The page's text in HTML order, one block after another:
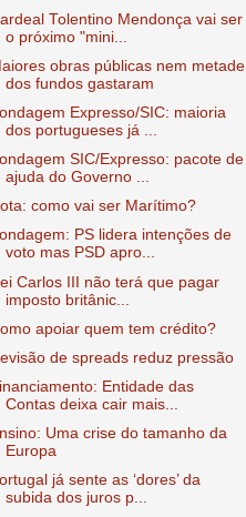
Tolentino Mendonça vai ser
o próximo "mini...
obras públicas nem metade
dos fundos gastaram
Expresso/SIC: maioria
dos portugueses já ...
SIC/Expresso: pacote de
ajuda do Governo ...
como vai ser Marítimo?
PS lidera intenções de
voto mas PSD apro...
Carlos III não terá que pagar
imposto britânic...
apoiar quem tem crédito?
de spreads reduz pressão
Entidade das
Contas deixa cair mais...
Uma crise do tamanho da
Europa
já sente as ‘dores’ da
subida dos juros p...